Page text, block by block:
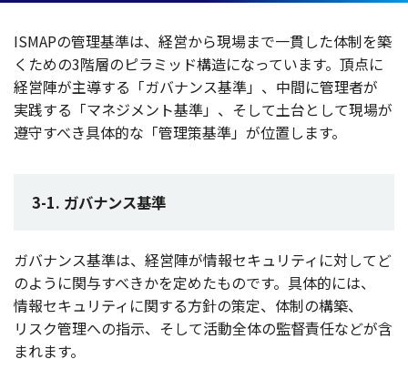
ISMAPの管理基準は、 経営から現場まで一貫した体制を築
くための3階層のピラミッド構造になっています。 頂点に
経営陣が主導する「ガバナンス基準」、 中間に管理者が
実践する「マネジメント基準」、そして土台として現場が
遵守すべき具体的な「管理策基準」が位置します。
3-1. ガバナンス基準
ガバナンス基準は、 経営陣が情報セキュリティ に対してど
のように関与すべきかを定めたものです。 具体的には、
情報セキュリティ に関する方針の策定、 体制の構築、
リスク管理への指示、そして活動全体の監督責任などが含
まれます。